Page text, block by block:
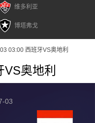
维多利亚
博塔弗戈
03:00 西班牙VS奥地利
奥地利
03